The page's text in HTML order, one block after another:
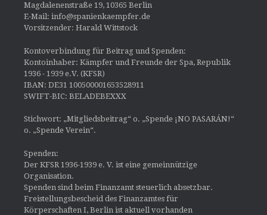
Magdalenenstraße 19, 10365 Berlin
E-Mail: info@spanienkaempfer.de
Vorsitzender: Harald Wittstock
Kontoverbindung für Beitrag und Spenden:
Kontoinhaber: Kämpfer und Freunde der Spa, Republik
1936 - 1939 e.V. (KFSR)
IBAN: DE31 100500001653528911
SWIFT-BIC: BELADEBEXXX
Stichwort: „Mitgliedsbeitrag“ o. „Spende ¡NO PASARÁN!“
o. „Spende Verein“.
Spenden:
Der KFSR 1936-1939 e. V. ist eine gemeinnützige
Organisation.
Spenden sind beim Finanzamt steuerlich absetzbar.
Freistellungsbescheid des Finanzamtes für
Körperschaften I, Berlin ist aktuell vorhanden